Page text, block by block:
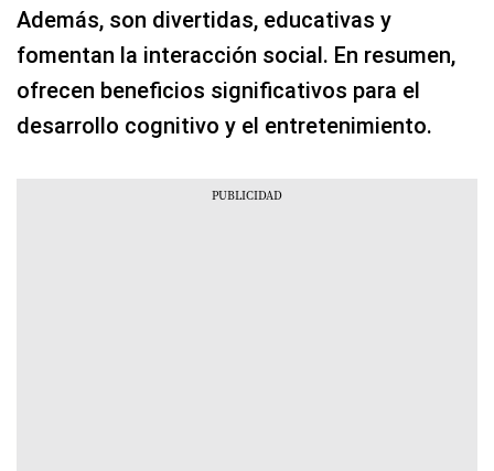
Además, son divertidas, educativas y
fomentan la interacción social. En resumen,
ofrecen beneficios significativos para el
desarrollo cognitivo y el entretenimiento.